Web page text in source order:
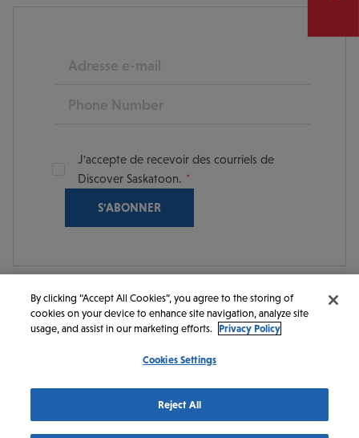
E-mail
Phone
J'accepte de recevoir des courriels de
Discover Saskatoon.
© 2026 Discover Saskatoon. Tous droits réservés.
https://www.instagram.com/discoversaskatoon/
https://www.facebook.com/DiscoverSaskatoon/
https://www.youtube.com/c/
https://www.linkedin.com/company/
https://www.tiktok.com/
By clicking “Accept All Cookies”, you agree to the storing of
cookies on your device to enhance site navigation, analyze site
usage, and assist in our marketing efforts. Privacy Policy
Cookies Settings
Reject All